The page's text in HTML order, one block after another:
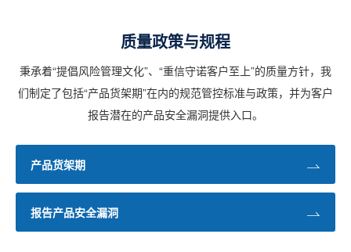
质量政策与规程
秉承着“提倡风险管理文化”、“重信守诺客户至上”的质量方针，我
们制定了包括“产品货架期”在内的规范管控标准与政策，并为客户
报告潜在的产品安全漏洞提供入口。
产品货架期
报告产品安全漏洞